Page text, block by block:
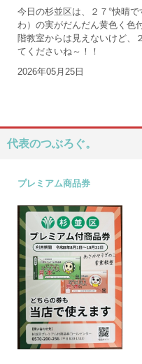
今日の杉並区は、２７°快晴
わ）の実がだんだん黄色く色
階教室からは見えないけど、
てくださいね～！！
2026年05月25日
代表のつぶろぐ。
プレミアム商品券